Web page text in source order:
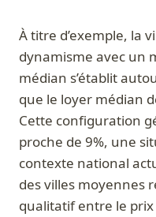
À titre d’exemple, la
dynamisme avec un
médian s’établit
que le loyer médian
Cette configuration
proche de 9%, une
contexte national
des villes moyennes
qualitatif entre le prix